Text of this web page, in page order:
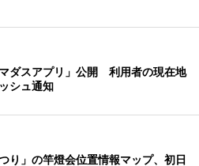
ダスアプリ」公開 利用者の現在地
シュ通知
り」の竿燈会位置情報マップ、初日